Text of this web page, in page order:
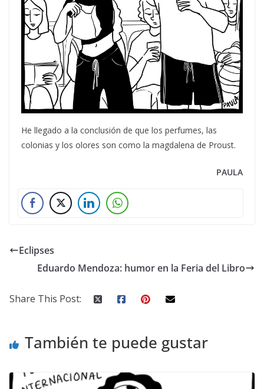
He llegado a la conclusión de que los perfumes, las
colonias y los olores son como la magdalena de Proust.
PAULA
Eclipses
Eduardo Mendoza: humor en la Feria del Libro
Share This Post:
También te puede gustar